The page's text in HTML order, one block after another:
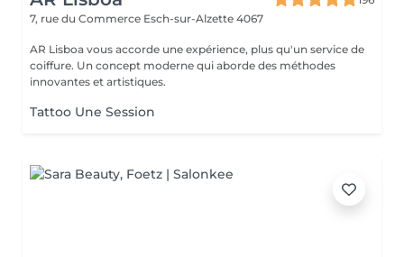
7, rue du Commerce Esch-sur-Alzette 4067
AR Lisboa vous accorde une expérience, plus qu'un service de
coiffure. Un concept moderne qui aborde des méthodes
innovantes et artistiques.
Tattoo Une Session